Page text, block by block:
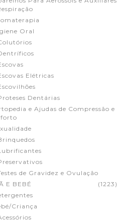
Oral
Elétricas
Dentárias
e Ajudas de Compressão e
de Gravidez e Ovulação
E BEBÉ
(1223)
Criança